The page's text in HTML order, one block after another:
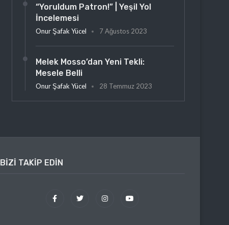
“Yoruldum Patron!” | Yeşil Yol
İncelemesi
Onur Şafak Yücel 7 Ağustos 2023
Melek Mosso’dan Yeni Tekli:
Mesele Belli
Onur Şafak Yücel 28 Temmuz 2023
BIZI TAKIP EDIN